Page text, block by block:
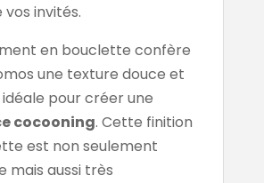
invités.
en bouclette confère
une texture douce et
pour créer une
cocooning. Cette finition
est non seulement
mais aussi très